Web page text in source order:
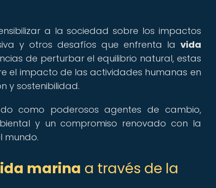
a la sociedad sobre los impactos
y otros desafíos que enfrenta la vida
de perturbar el equilibrio natural, estas
el impacto de las actividades humanas en
y sostenibilidad.
como poderosos agentes de cambio,
y un compromiso renovado con la
mundo.
marina a través de la